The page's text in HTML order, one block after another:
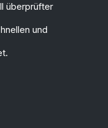
überprüfter
und